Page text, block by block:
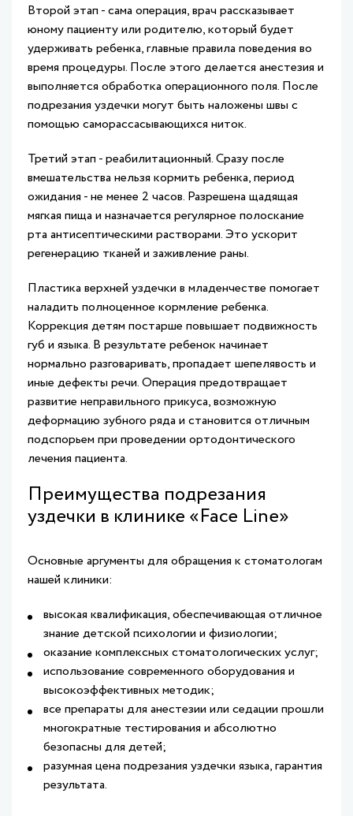
Второй этап - сама операция, врач рассказывает
юному пациенту или родителю, который будет
удерживать ребенка, главные правила поведения во
время процедуры. После этого делается анестезия и
выполняется обработка операционного поля. После
подрезания уздечки могут быть наложены швы с
помощью саморассасывающихся ниток.
Третий этап - реабилитационный. Сразу после
вмешательства нельзя кормить ребенка, период
ожидания - не менее 2 часов. Разрешена щадящая
мягкая пища и назначается регулярное полоскание
рта антисептическими растворами. Это ускорит
регенерацию тканей и заживление раны.
Пластика верхней уздечки в младенчестве помогает
наладить полноценное кормление ребенка.
Коррекция детям постарше повышает подвижность
губ и языка. В результате ребенок начинает
нормально разговаривать, пропадает шепелявость и
иные дефекты речи. Операция предотвращает
развитие неправильного прикуса, возможную
деформацию зубного ряда и становится отличным
подспорьем при проведении ортодонтического
лечения пациента.
Преимущества подрезания
уздечки в клинике «Face Line»
Основные аргументы для обращения к стоматологам
нашей клиники:
высокая квалификация, обеспечивающая отличное
знание детской психологии и физиологии;
оказание комплексных стоматологических услуг;
использование современного оборудования и
высокоэффективных методик;
все препараты для анестезии или седации прошли
многократные тестирования и абсолютно
безопасны для детей;
разумная цена подрезания уздечки языка, гарантия
результата.